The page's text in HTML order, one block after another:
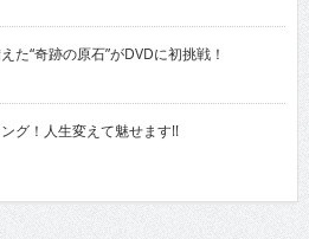
“奇跡の原石”がDVDに初挑戦！
グ！人生変えて魅せます!!